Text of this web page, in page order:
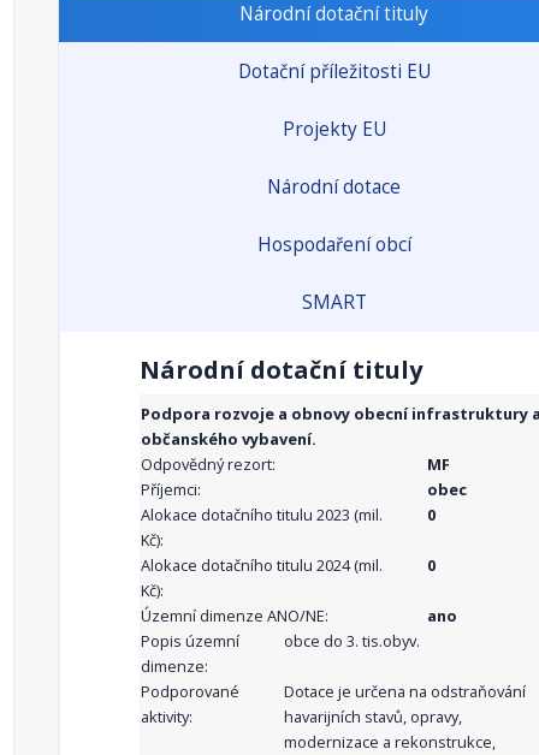
Národní dotační tituly
Dotační příležitosti EU
Projekty EU
Národní dotace
Hospodaření obcí
SMART
Národní dotační tituly
Podpora rozvoje a obnovy obecní infrastruktury
občanského vybavení.
Odpovědný rezort:
MF
Příjemci:
obec
Alokace dotačního titulu 2023 (mil.
Kč):
0
Alokace dotačního titulu 2024 (mil.
Kč):
0
Územní dimenze ANO/NE:
ano
Popis územní
dimenze:
obce do 3. tis.obyv.
Podporované
aktivity:
Dotace je určena na odstraňování
havarijních stavů, opravy,
modernizace a rekonstrukce,